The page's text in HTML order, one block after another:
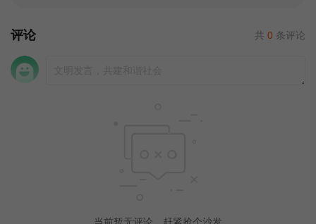
评论 共 0 条评论
当前暂无评论，赶紧抢个沙发